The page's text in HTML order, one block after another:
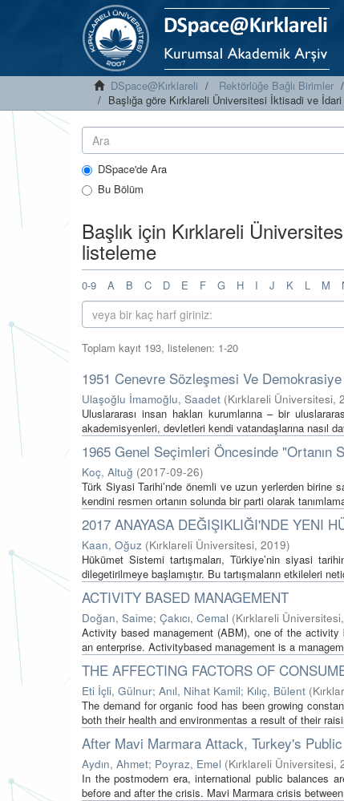
DSpace@Kırklareli Rektörlüğe Bağlı Birimler
Başlığa göre Kırklareli Üniversitesi İktisadi ve
DSpace'de Ara
Bu Bölüm
Başlık için Kırklareli
listeleme
0-9 A B C D E F G H I J K L M
Toplam kayıt 193, listelenen: 1-20
1951 Cenevre Sözleşmesi Ve
Ulaşoğlu İmamoğlu, Saadet (Kırklareli Üniversitesi,
Uluslararası insan hakları kurumlarına – bir
akademisyenleri, devletleri kendi vatandaşlarına nasıl
1965 Genel Seçimleri Öncesinde "Ortanın
Koç, Altuğ (2017-09-26)
Türk Siyasi Tarihi’nde önemli ve uzun yerlerden birine
kendini resmen ortanın solunda bir parti olarak
2017 ANAYASA DEĞIŞIKLIĞI'NDE YENI
Kaan, Oğuz (Kırklareli Üniversitesi, 2019)
Hükümet Sistemi tartışmaları, Türkiye’nin siyasi
dilegetirilmeye başlamıştır. Bu tartışmaların etkileleri
ACTIVITY BASED MANAGEMENT
Doğan, Saime; Çakıcı, Cemal (Kırklareli Üniversitesi,
Activity based management (ABM), one of the
an enterprise. Activitybased management is a
THE AFFECTING FACTORS OF
Eti İçli, Gülnur; Anıl, Nihat Kamil; Kılıç, Bülent (
The demand for organic food has been growing
both their health and environmentas a result of their
After Mavi Marmara Attack, Turkey's
Aydın, Ahmet; Poyraz, Emel (Kırklareli Üniversitesi,
In the postmodern era, international public balances
before and after the crisis. Mavi Marmara crisis